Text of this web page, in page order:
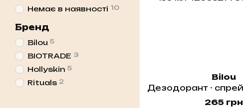
Bilou
265 грн
Немає в наявності 10
Бренд
Bilou 5
BIOTRADE 3
Hollyskin 5
Rituals 2